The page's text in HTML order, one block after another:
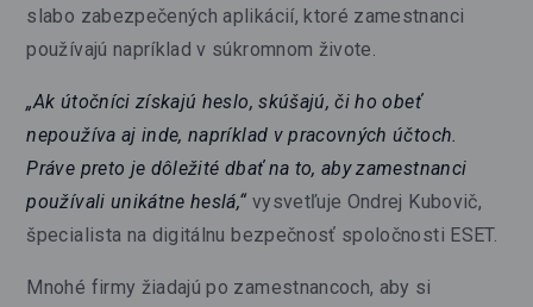
slabo zabezpečených aplikácií, ktoré zamestnanci
používajú napríklad v súkromnom živote.
„Ak útočníci získajú heslo, skúšajú, či ho obeť
nepoužíva aj inde, napríklad v pracovných účtoch.
Práve preto je dôležité dbať na to, aby zamestnanci
používali unikátne heslá,“vysvetľuje Ondrej Kubovič,
špecialista na digitálnu bezpečnosť spoločnosti ESET.
Mnohé firmy žiadajú po zamestnancoch, aby si